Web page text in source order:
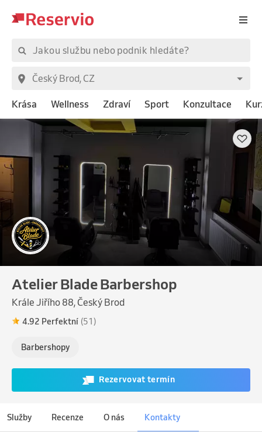
Krása Wellness Zdraví Sport Konzultace
Atelier Blade Barbershop
Krále Jiřího 88, Český Brod
4.92 Perfektní (51)
Barbershopy
Rezervovat termín
Služby Recenze O nás Kontakty